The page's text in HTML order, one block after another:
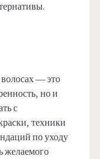
— это
но и
с
техники
по уходу
желаемого